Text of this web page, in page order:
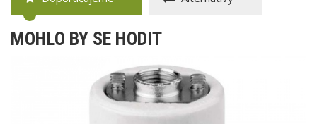
MOHLO BY SE HODIT